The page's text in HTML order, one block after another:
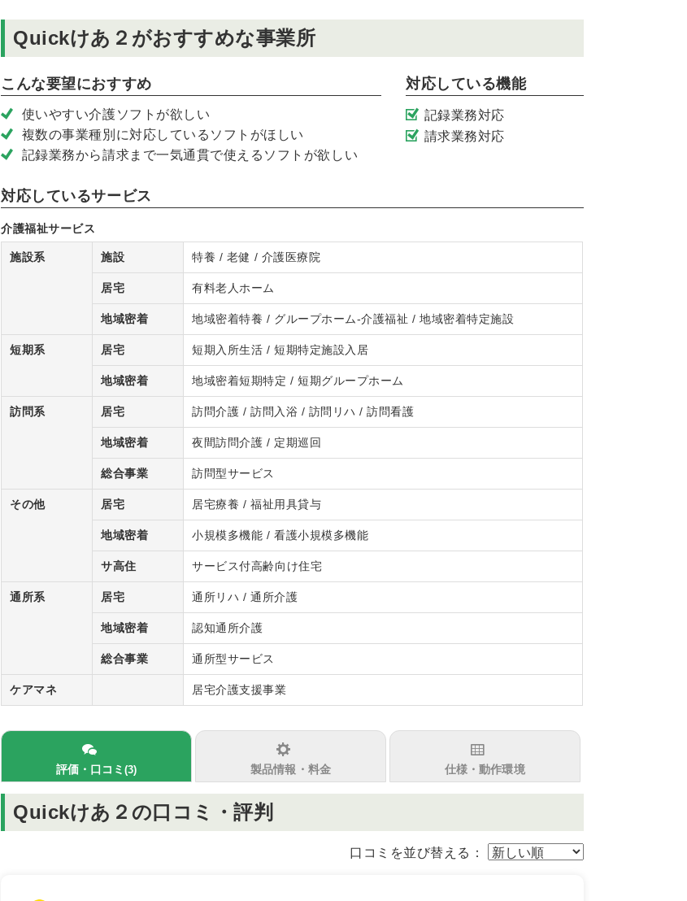
Quickけあ２がおすすめな事業所
こんな要望におすすめ
使いやすい介護ソフトが欲しい
複数の事業種別に対応しているソフトがほしい
記録業務から請求まで一気通貫で使えるソフトが欲しい
対応している機能
記録業務対応
請求業務対応
対応しているサービス
介護福祉サービス
施設系 施設 特養 / 老健 / 介護医療院
居宅 有料老人ホーム
地域密着 地域密着特養 / グループホーム-介護福祉 / 地域密着特定施設
短期系 居宅 短期入所生活 / 短期特定施設入居
地域密着 地域密着短期特定 / 短期グループホーム
訪問系 居宅 訪問介護 / 訪問入浴 / 訪問リハ / 訪問看護
地域密着 夜間訪問介護 / 定期巡回
総合事業 訪問型サービス
その他 居宅 居宅療養 / 福祉用具貸与
地域密着 小規模多機能 / 看護小規模多機能
サ高住 サービス付高齢向け住宅
通所系 居宅 通所リハ / 通所介護
地域密着 認知通所介護
総合事業 通所型サービス
ケアマネ 居宅介護支援事業
評価・口コミ(3) 製品情報・料金 仕様・動作環境
Quickけあ２の口コミ・評判
口コミを並び替える：